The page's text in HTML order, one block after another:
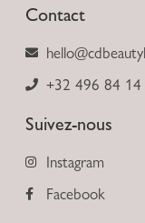
Contact
+32 496 84 14
Suivez-nous
Instagram
Facebook